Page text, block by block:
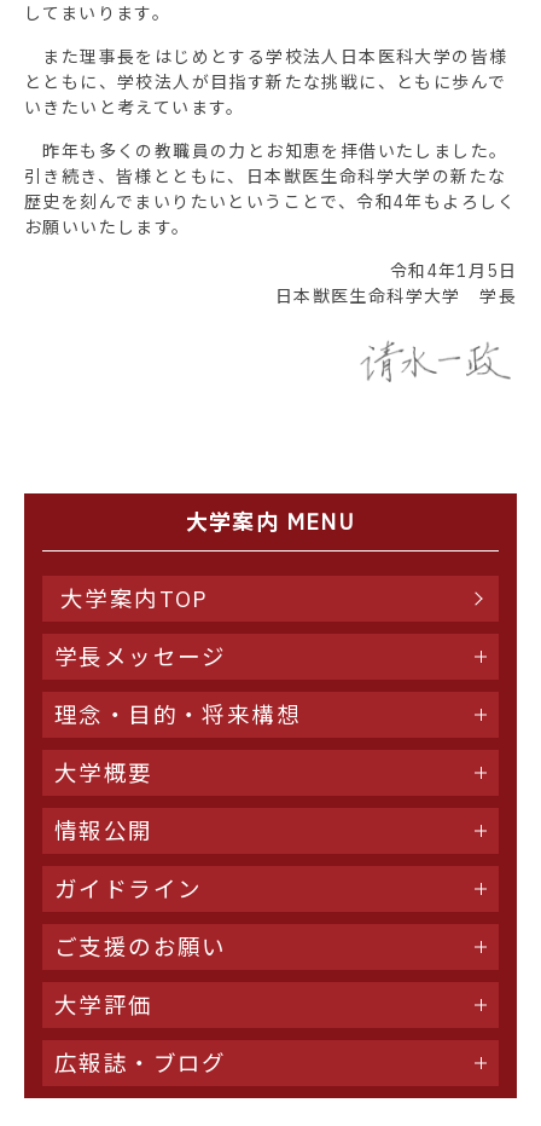
してまいります。
また理事長をはじめとする学校法人日本医科大学の皆様
とともに、学校法人が目指す新たな挑戦に、ともに歩んで
いきたいと考えています。
昨年も多くの教職員の力とお知恵を拝借いたしました。
引き続き、皆様とともに、日本獣医生命科学大学の新たな
歴史を刻んでまいりたいということで、令和4年もよろしく
お願いいたします。
令和4年1月5日
日本獣医生命科学大学 学長
大学案内 MENU
大学案内TOP
学長メッセージ
理念・目的・将来構想
大学概要
情報公開
ガイドライン
ご支援のお願い
大学評価
広報誌・ブログ